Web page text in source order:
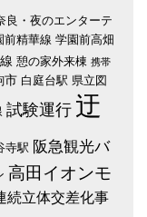
良・夜のエンターテ
前精華線 学園前高畑
憩の家外来棟 携帯
市 白庭台駅 県立図
試験運行 迂
寺駅 阪急観光バ
高田イオンモ
続立体交差化事